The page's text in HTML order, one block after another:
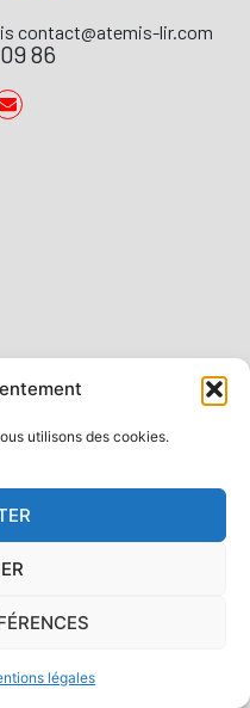
utilisons des cookies.
légales
contact@atemis-lir.com
86